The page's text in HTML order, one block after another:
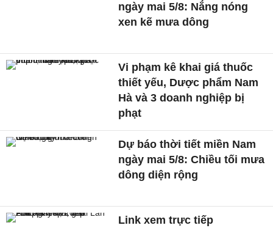
ngày mai 5/8: Nắng nóng
xen kẽ mưa dông
Vi phạm kê khai giá thuốc
thiết yếu, Dược phẩm Nam
Hà và 3 doanh nghiệp bị
phạt
Dự báo thời tiết miền Nam
ngày mai 5/8: Chiều tối mưa
dông diện rộng
Link xem trực tiếp